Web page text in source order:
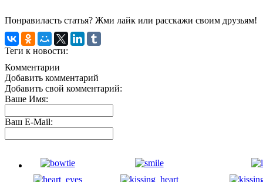
Понравиласть статья? Жми лайк или расскажи своим друзьям!
Теги к новости:
Комментарии
Добавить комментарий
Добавить свой комментарий:
Ваше Имя:
Ваш E-Mail: